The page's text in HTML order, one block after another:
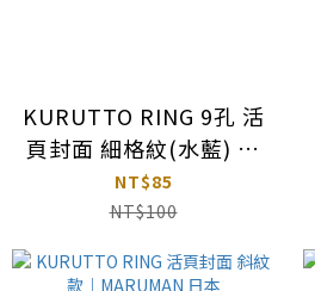
KURUTTO RING 9孔 活
頁封面 細格紋(水藍) 透
明｜MARUMAN 日本
NT$85
NT$100